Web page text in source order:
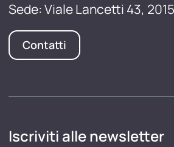
Sede: Viale Lancetti 43,
Contatti
Iscriviti alle newsletter